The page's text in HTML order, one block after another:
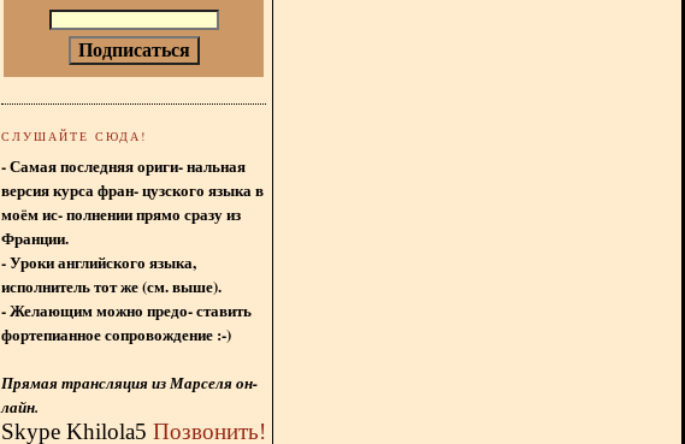
СЛУШАЙТЕ СЮДА!
- Самая последняя ориги- нальная
версия курса фран- цузского языка в
моём ис- полнении прямо сразу из
Франции.
- Уроки английского языка,
исполнитель тот же (см. выше).
- Желающим можно предо- ставить
фортепианное сопровождение :-)
Прямая трансляция из Марселя он-
лайн.
Skype Khilola5 Позвонить!